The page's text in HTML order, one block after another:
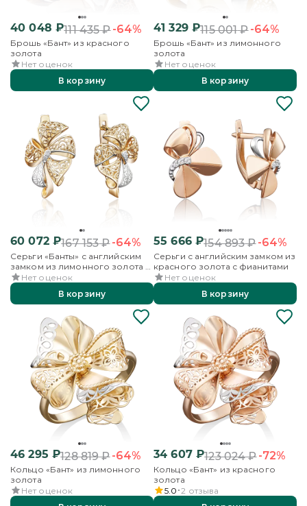
40 048 ₽111 435₽-64%
Брошь «Бант» из красного
золота
Нет оценок
В корзину
41 329₽115 001₽-64%
Брошь «Бант» из лимонного
золота
Нет оценок
В корзину
60 072₽167 153₽-64%
Серьги «Банты» с английским
замком из лимонного золота с
фианитами
Нет оценок
В корзину
55 666₽154 893₽-64%
Серьги с английским замком из
красного золота с фианитами
Нет оценок
В корзину
46 295 ₽128 819₽-64%
Кольцо «Бант» из лимонного
золота
Нет оценок
34 607₽123 024₽-72%
Кольцо «Бант» из красного
золота
5.0 2 отзыва